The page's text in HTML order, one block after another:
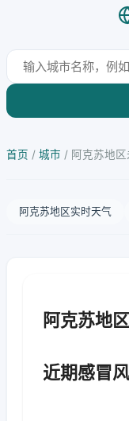
首页 / 城市 / 阿克苏地
阿克苏地区实时天气
阿克苏地
近期感冒